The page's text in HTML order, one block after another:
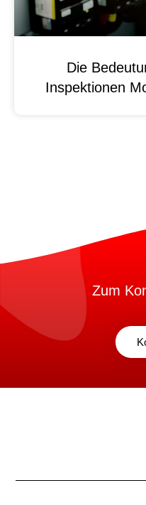
Die
Inspektionen
Zum